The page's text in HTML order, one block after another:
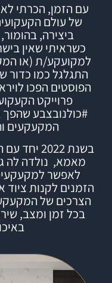
עם הזמן, הכרתי
של עולם
ביצירה,
כשראיתי שאין
למקועקע/ת (או
התגלגל כמו כדור
הפוסטים הפכו
פרוייקט
#כולנובצבעשהפך
המקעקעים
בשנת
מאמא, נולדה לה
לאפשר
הזמנים לקנות ציוד
הצרכים של
בכל זמן ומצב,